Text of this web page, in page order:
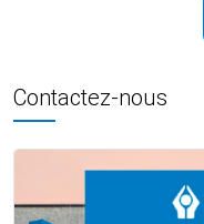
Contactez-nous